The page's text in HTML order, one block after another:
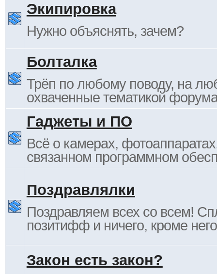
Экипировка
Нужно объяснять, зачем?
Болталка
Трёп по любому поводу, на
охваченные тематикой
Гаджеты и ПО
Всё о камерах,
связанном программном
Поздравлялки
Поздравляем всех со всем!
позитифф и ничего, кроме
Закон есть закон?